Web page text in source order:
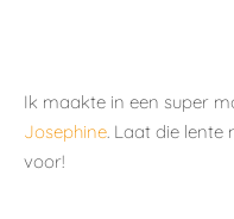
Ik maakte in een super
Josephine. Laat die lente
voor!